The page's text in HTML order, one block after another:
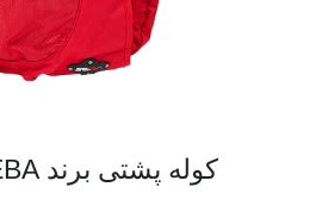
کوله پشتی برند SEBA